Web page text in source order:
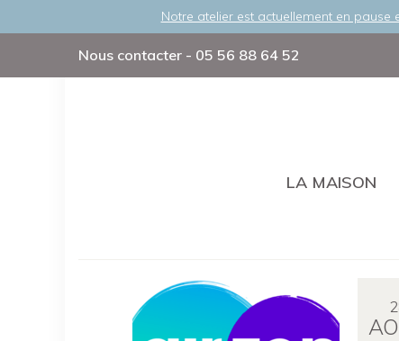
Afin
Notre atelier est actuellement en
LA MAISON
Nous contacter - 05 56 88 64 52